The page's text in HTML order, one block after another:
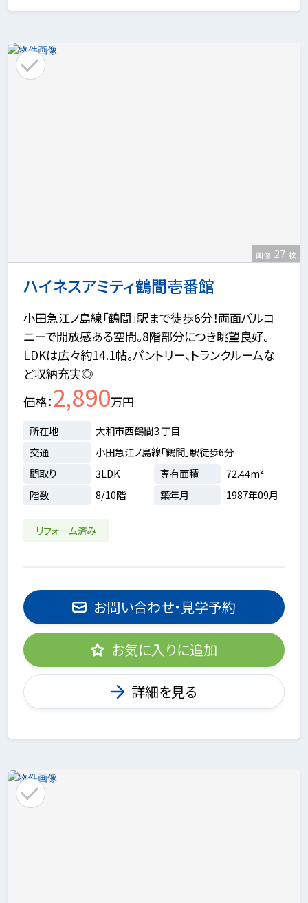
ハイネスアミティ鶴間壱番館
画像 27 枚
小田急江ノ島線「鶴間」駅まで徒歩6分！両面バルコ
ニーで開放感ある空間。8階部分につき眺望良好。
LDKは広々約14.1帖。パントリー、トランクルームな
ど収納充実◎
価格 2,890万円
所在地
大和市西鶴間３丁目
交通
小田急江ノ島線「鶴間」駅徒歩6分
間取り
3LDK 専有面積
72.44m²
階数
8/10階 築年月 1987年09月
リフォーム済み
お問い合わせ・見学予約
お気に入りに追加
詳細を見る